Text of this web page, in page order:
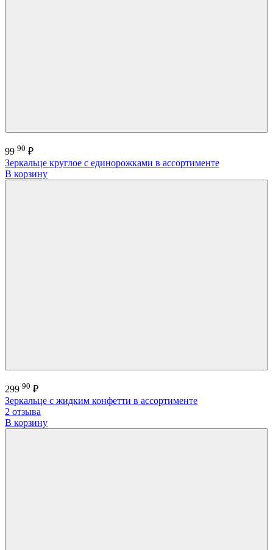
99 90 ₽
Зеркальце круглое с единорожками в ассортименте
В корзину
299 90 ₽
Зеркальце с жидким конфетти в ассортименте
2 отзыва
В корзину